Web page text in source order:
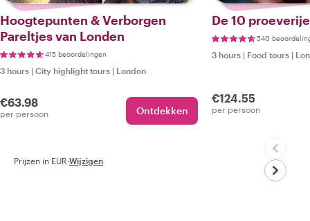
Hoogtepunten & Verborgen
Pareltjes van Londen
415 beoordelingen
3 hours | City highlight tours | London
€63.98
per persoon Ontdekken
De 10
540
3 hours | Food tours |
€124.55
per persoon
Prijzen in EUR·Wijzigen